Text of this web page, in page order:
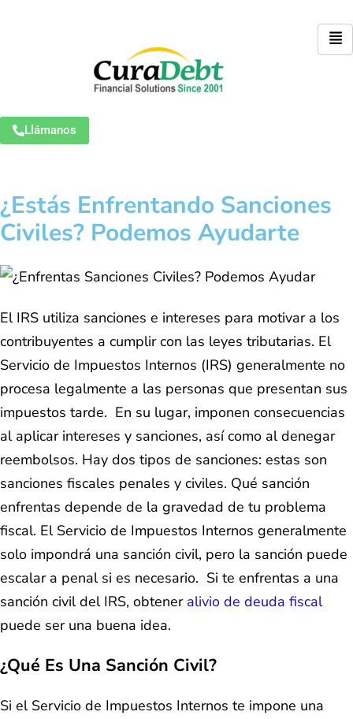
Llámanos
¿Estás Enfrentando Sanciones
Civiles? Podemos Ayudarte
El IRS utiliza sanciones e intereses para motivar a los
contribuyentes a cumplir con las leyes tributarias. El
Servicio de Impuestos Internos (IRS) generalmente no
procesa legalmente a las personas que presentan sus
impuestos tarde. En su lugar, imponen consecuencias
al aplicar intereses y sanciones, así como al denegar
reembolsos. Hay dos tipos de sanciones: estas son
sanciones fiscales penales y civiles. Qué sanción
enfrentas depende de la gravedad de tu problema
fiscal. El Servicio de Impuestos Internos generalmente
solo impondrá una sanción civil, pero la sanción puede
escalar a penal si es necesario. Si te enfrentas a una
sanción civil del IRS, obtener alivio de deuda fiscal
puede ser una buena idea.
¿Qué Es Una Sanción Civil?
Si el Servicio de Impuestos Internos te impone una